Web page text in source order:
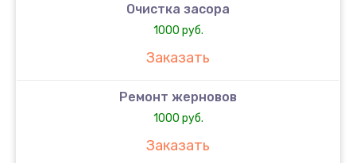
Очистка засора
1000 руб.
Заказать
Ремонт жерновов
1000 руб.
Заказать